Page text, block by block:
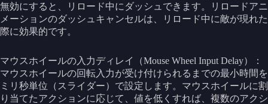
無効にすると、リロード中にダッシュできます。リロードアニ
メーションのダッシュキャンセルは、リロード中に敵が現れた
際に効果的です。
マウスホイールの入力ディレイ（Mouse Wheel Input Delay）：
マウスホイールの回転入力が受け付けられるまでの最小時間を
ミリ秒単位（スライダー）で設定します。マウスホイールに割
り当てたアクションに応じて、値を低くすれば、複数のアクシ